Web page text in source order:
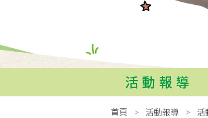
活動報導
首頁 活動報導 活